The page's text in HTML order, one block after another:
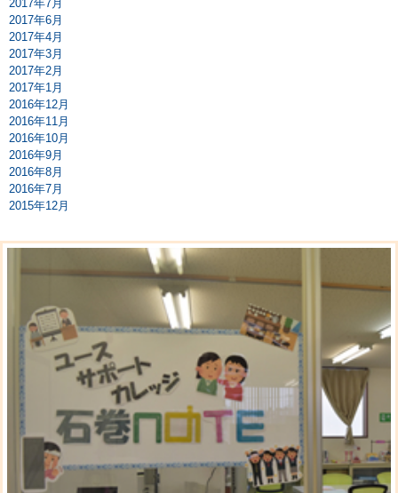
2017年7月
2017年6月
2017年4月
2017年3月
2017年2月
2017年1月
2016年12月
2016年11月
2016年10月
2016年9月
2016年8月
2016年7月
2015年12月